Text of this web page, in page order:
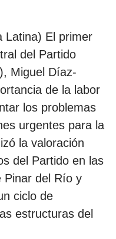
Latina) El primer
del Partido
Miguel Díaz-
de la labor
los problemas
urgentes para la
la valoración
del Partido en las
Pinar del Río y
ciclo de
estructuras del